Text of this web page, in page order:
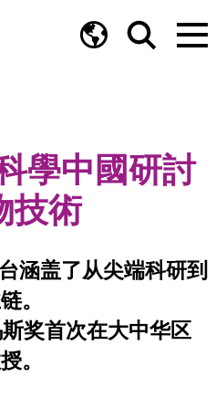
學中國研討
技術
涵盖了从尖端科研到
。
奖首次在大中华区
。